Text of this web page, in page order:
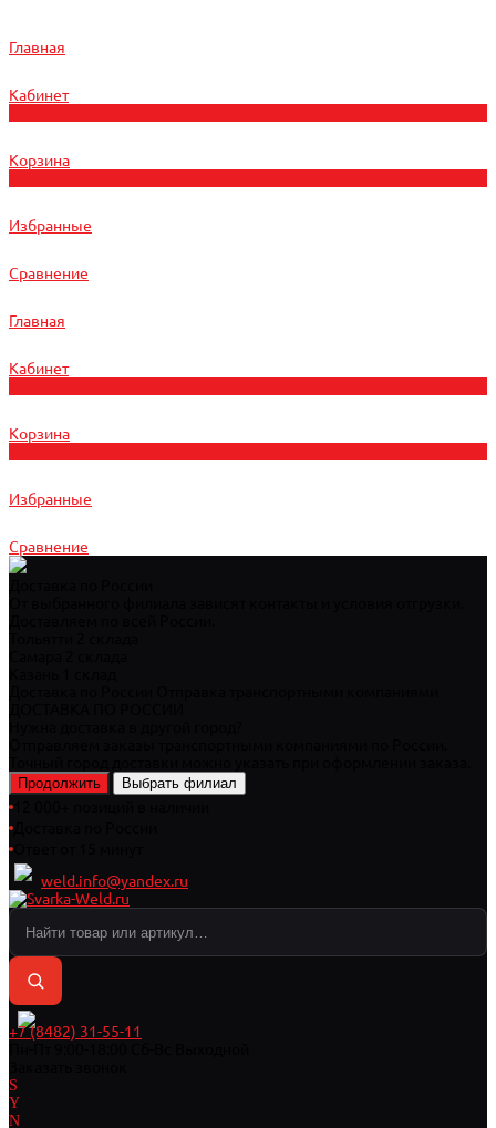
Главная
Кабинет
Корзина
Избранные
Сравнение
Главная
Кабинет
Корзина
Избранные
Сравнение
Продолжить Выбрать филиал
weld.info@yandex.ru
+7 (8482) 31-55-11